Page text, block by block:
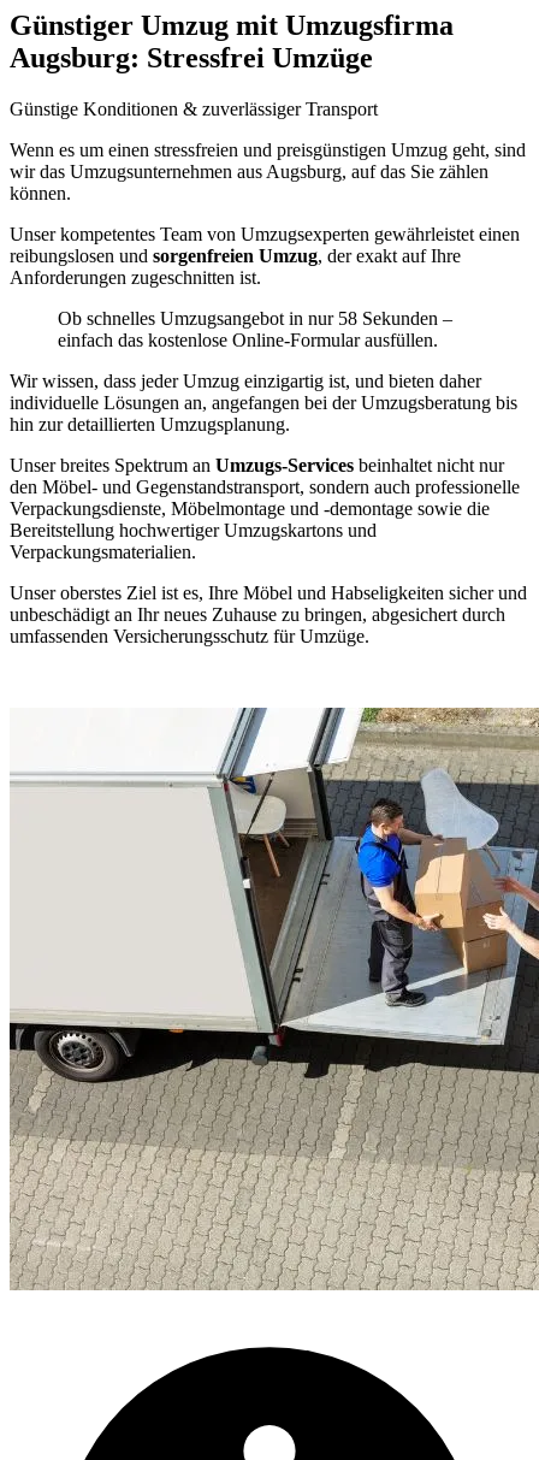
Günstiger Umzug mit Umzugsfirma
Augsburg: Stressfrei Umzüge
Günstige Konditionen & zuverlässiger Transport
Wenn es um einen stressfreien und preisgünstigen Umzug geht, sind
wir das Umzugsunternehmen aus Augsburg, auf das Sie zählen
können.
Unser kompetentes Team von Umzugsexperten gewährleistet einen
reibungslosen und sorgenfreien Umzug, der exakt auf Ihre
Anforderungen zugeschnitten ist.
Ob schnelles Umzugsangebot in nur 58 Sekunden –
einfach das kostenlose Online-Formular ausfüllen.
Wir wissen, dass jeder Umzug einzigartig ist, und bieten daher
individuelle Lösungen an, angefangen bei der Umzugsberatung bis
hin zur detaillierten Umzugsplanung.
Unser breites Spektrum an Umzugs-Services beinhaltet nicht nur
den Möbel- und Gegenstandstransport, sondern auch professionelle
Verpackungsdienste, Möbelmontage und -demontage sowie die
Bereitstellung hochwertiger Umzugskartons und
Verpackungsmaterialien.
Unser oberstes Ziel ist es, Ihre Möbel und Habseligkeiten sicher und
unbeschädigt an Ihr neues Zuhause zu bringen, abgesichert durch
umfassenden Versicherungsschutz für Umzüge.